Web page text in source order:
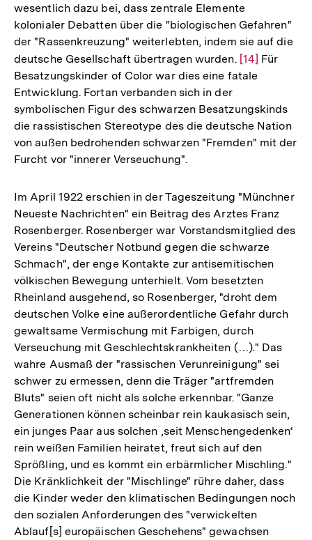
Fußnote
wesentlich dazu bei, dass zentrale Elemente
kolonialer Debatten über die "biologischen Gefahren"
der "Rassenkreuzung" weiterlebten, indem sie auf die
deutsche Gesellschaft übertragen wurden. Zur
Auflösung
Fußnote
[14] Für
Besatzungskinder of Color war dies eine fatale
Entwicklung. Fortan verbanden sich in der
symbolischen Figur des schwarzen Besatzungskinds
die rassistischen Stereotype des die deutsche Nation
von außen bedrohenden schwarzen "Fremden" mit der
Furcht vor "innerer Verseuchung".
Im April 1922 erschien in der Tageszeitung "Münchner
Neueste Nachrichten" ein Beitrag des Arztes Franz
Rosenberger. Rosenberger war Vorstandsmitglied des
Vereins "Deutscher Notbund gegen die schwarze
Schmach", der enge Kontakte zur antisemitischen
völkischen Bewegung unterhielt. Vom besetzten
Rheinland ausgehend, so Rosenberger, "droht dem
deutschen Volke eine außerordentliche Gefahr durch
gewaltsame Vermischung mit Farbigen, durch
Verseuchung mit Geschlechtskrankheiten (…)." Das
wahre Ausmaß der "rassischen Verunreinigung" sei
schwer zu ermessen, denn die Träger "artfremden
Bluts" seien oft nicht als solche erkennbar. "Ganze
Generationen können scheinbar rein kaukasisch sein,
ein junges Paar aus solchen ‚seit Menschengedenken‘
rein weißen Familien heiratet, freut sich auf den
Sprößling, und es kommt ein erbärmlicher Mischling."
Die Kränklichkeit der "Mischlinge" rühre daher, dass
die Kinder weder den klimatischen Bedingungen noch
den sozialen Anforderungen des "verwickelten
Ablauf[s] europäischen Geschehens" gewachsen